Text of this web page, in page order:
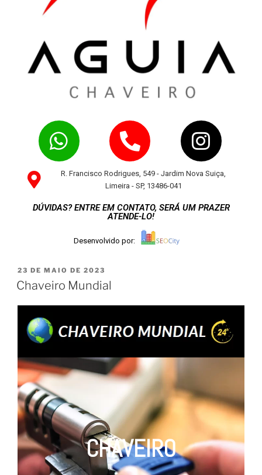
R. Francisco Rodrigues, 549 - Jardim Nova Suiça,
Limeira - SP, 13486-041
DÚVIDAS? ENTRE EM CONTATO, SERÁ UM PRAZER
ATENDE-LO!
Desenvolvido por:
23 DE MAIO DE 2023
Chaveiro Mundial
CHAVEIRO